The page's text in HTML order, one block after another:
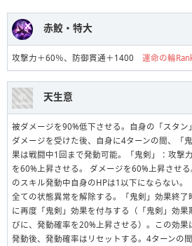
赤鮫・特大
攻撃力＋60％、防御貫通＋1400 運命の輪
天生意
被ダメージを90%低下させる。自身の「スタン
ダメージを受けた後、自身に4ターンの間、「
果は戦闘中1回まで発動可能。「鬼剣」：攻撃
を60%上昇させる。 ダメージを60%上昇させ
のスキル発動中自身のHPは1以下にならない。
全ての状態異常を解除する。「鬼剣」効果終
に再度「鬼剣」効果を付与する（「鬼剣」効
びに、発動確率を20%上昇させる）。この効果
発動後、発動確率はリセットする。4ターンの